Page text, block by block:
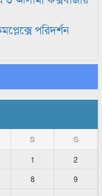
পরিদর্শন
S S
1
2
8
9